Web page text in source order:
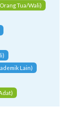
Tua/Wali)
Lain)